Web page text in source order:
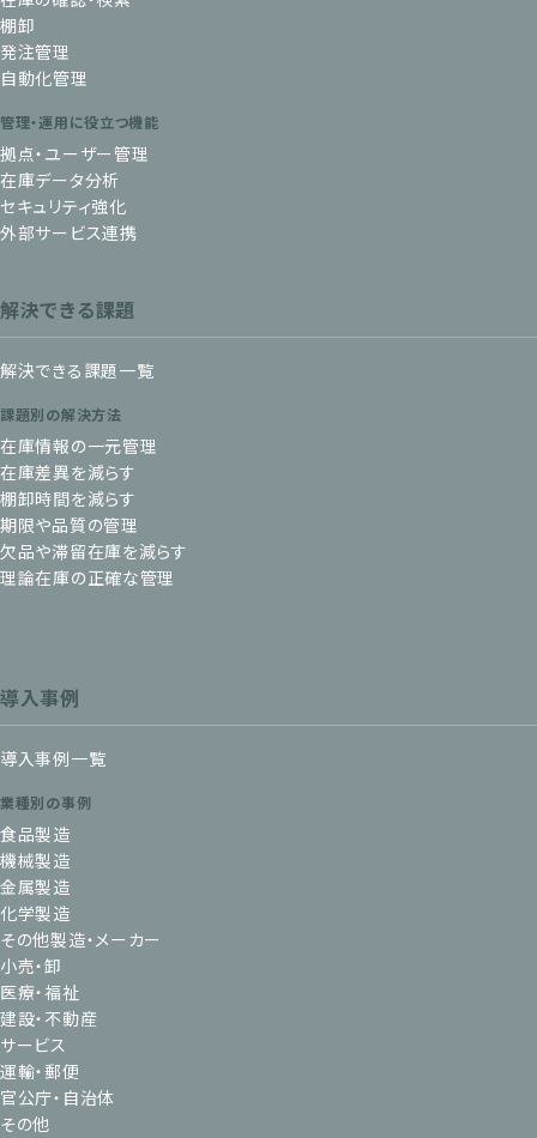
棚卸
発注管理
自動化管理
管理・運用に役立つ機能
拠点・ユーザー管理
在庫データ分析
セキュリティ強化
外部サービス連携
解決できる課題
解決できる課題一覧
課題別の解決方法
在庫情報の一元管理
在庫差異を減らす
棚卸時間を減らす
期限や品質の管理
欠品や滞留在庫を減らす
理論在庫の正確な管理
導入事例
導入事例一覧
業種別の事例
食品製造
機械製造
金属製造
化学製造
その他製造・メーカー
小売・卸
医療・福祉
建設・不動産
サービス
運輸・郵便
官公庁・自治体
その他